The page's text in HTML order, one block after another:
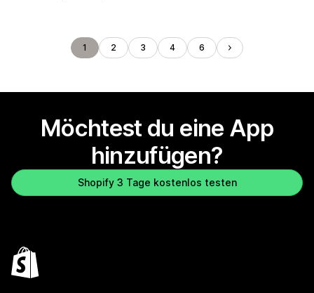
1 2 3 4 6
Möchtest du eine App
hinzufügen?
Shopify 3 Tage kostenlos testen